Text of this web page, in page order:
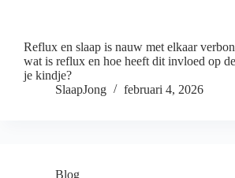
Reflux en slaap is nauw met elkaar
wat is reflux en hoe heeft dit invloed op
je kindje?
SlaapJong
februari 4, 2026
Blog